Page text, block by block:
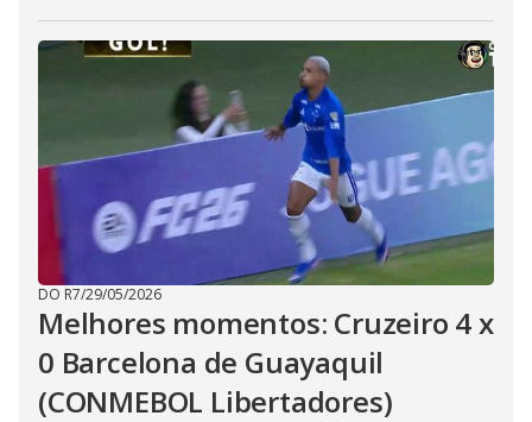
DO R7/29/05/2026
Melhores momentos: Cruzeiro 4 x
0 Barcelona de Guayaquil
(CONMEBOL Libertadores)